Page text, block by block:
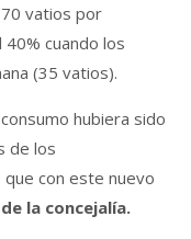
vatios por
cuando los
(35 vatios).
hubiera sido
de los
con este nuevo
la concejalía.